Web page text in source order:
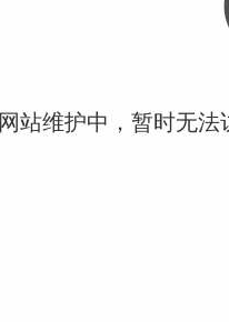
网站维护中，暂时无